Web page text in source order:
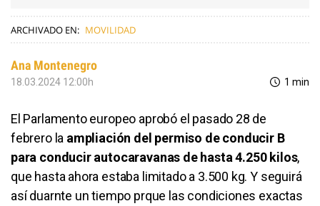
ARCHIVADO EN: MOVILIDAD
Ana Montenegro
18.03.2024 12:00h 1 min
El Parlamento europeo aprobó el pasado 28 de
febrero la ampliación del permiso de conducir B
para conducir autocaravanas de hasta 4.250 kilos,
que hasta ahora estaba limitado a 3.500 kg. Y seguirá
así duarnte un tiempo prque las condiciones exactas